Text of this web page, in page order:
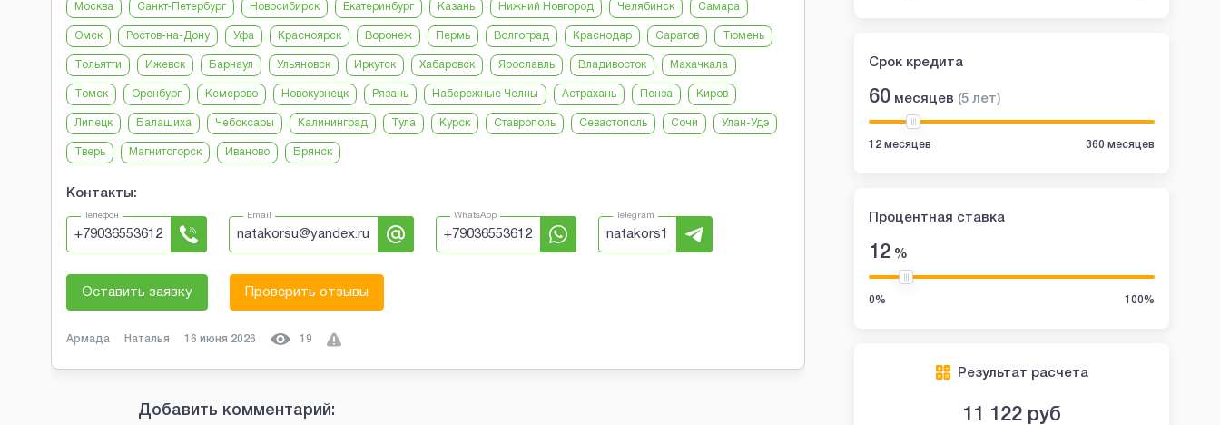
Москва Санкт-Петербург Новосибирск Екатеринбург Казань Нижний Новгород Челябинск Самара
Омск Ростов-на-Дону Уфа Красноярск Воронеж Пермь Волгоград Краснодар Саратов Тюмень
Тольятти Ижевск Барнаул Ульяновск Иркутск Хабаровск Ярославль Владивосток Махачкала
Томск Оренбург Кемерово Новокузнецк Рязань Набережные Челны Астрахань Пенза Киров
Липецк Балашиха Чебоксары Калининград Тула Курск Ставрополь Севастополь Сочи Улан-Удэ
Тверь Магнитогорск Иваново Брянск
Контакты:
Телефон
+79036553612
Email
natakorsu@yandex.ru
WhatsApp
+79036553612
Telegram
natakors1
Оставить заявку Проверить отзывы
Армада Наталья 16 июня 2026 19
Добавить комментарий:
Срок кредита
60 месяцев (5 лет)
12 месяцев 360 месяцев
Процентная ставка
12 %
0% 100%
Результат расчета
11 122 руб